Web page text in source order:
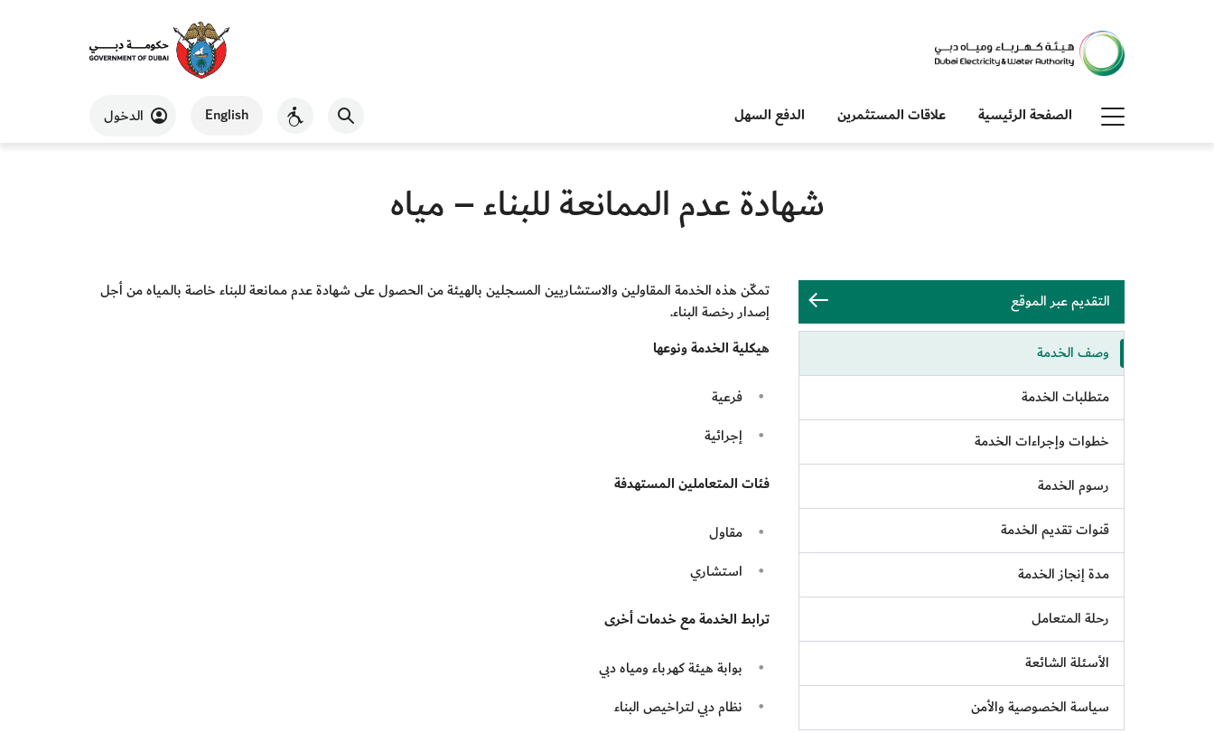
الصفحة الرئيسية علاقات المستثمرين الدفع السهل الدخول English
شهادة عدم الممانعة للبناء – مياه
التقديم عبر الموقع
وصف الخدمة
متطلبات الخدمة
خطوات وإجراءات الخدمة
رسوم الخدمة
قنوات تقديم الخدمة
مدة إنجاز الخدمة
رحلة المتعامل
الأسئلة الشائعة
سياسة الخصوصية والأمن
تمكّن هذه الخدمة المقاولين والاستشاريين المسجلين بالهيئة من الحصول على شهادة عدم ممانعة للبناء خاصة بالمياه من أجل
إصدار رخصة البناء.
هيكلية الخدمة ونوعها
فرعية
إجرائية
فئات المتعاملين المستهدفة
مقاول
استشاري
ترابط الخدمة مع خدمات أخرى
بوابة هيئة كهرباء ومياه دبي
نظام دبي لتراخيص البناء